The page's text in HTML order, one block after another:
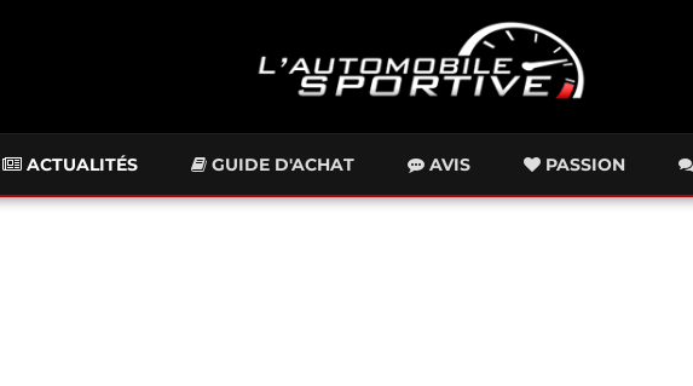
ACTUALITÉS GUIDE D'ACHAT AVIS PASSION